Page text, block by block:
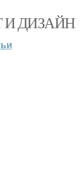
И ДИЗАЙН